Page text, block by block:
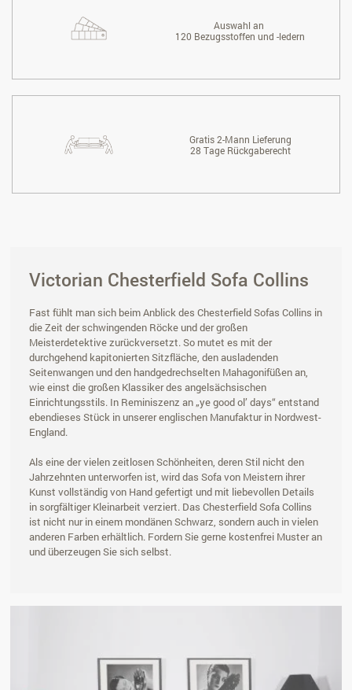
Auswahl an
120 Bezugsstoffen und -ledern
Gratis 2-Mann Lieferung
28 Tage Rückgaberecht
Victorian Chesterfield Sofa Collins
Fast fühlt man sich beim Anblick des Chesterfield Sofas Collins in
die Zeit der schwingenden Röcke und der großen
Meisterdetektive zurückversetzt. So mutet es mit der
durchgehend kapitonierten Sitzfläche, den ausladenden
Seitenwangen und den handgedrechselten Mahagonifüßen an,
wie einst die großen Klassiker des angelsächsischen
Einrichtungsstils. In Reminiszenz an „ye good ol’ days“ entstand
ebendieses Stück in unserer englischen Manufaktur in Nordwest-
England.
Als eine der vielen zeitlosen Schönheiten, deren Stil nicht den
Jahrzehnten unterworfen ist, wird das Sofa von Meistern ihrer
Kunst vollständig von Hand gefertigt und mit liebevollen Details
in sorgfältiger Kleinarbeit verziert. Das Chesterfield Sofa Collins
ist nicht nur in einem mondänen Schwarz, sondern auch in vielen
anderen Farben erhältlich. Fordern Sie gerne kostenfrei Muster an
und überzeugen Sie sich selbst.